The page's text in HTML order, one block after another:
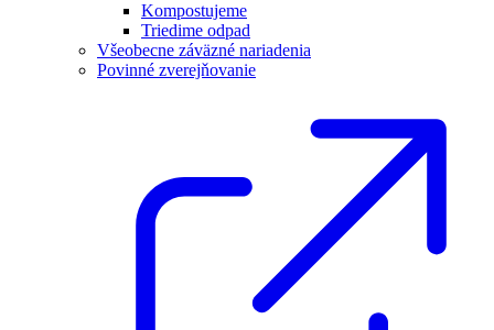
Kompostujeme
Triedime odpad
Všeobecne záväzné nariadenia
Povinné zverejňovanie